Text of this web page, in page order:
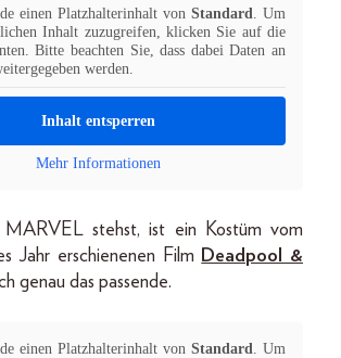
einen Platzhalterinhalt von Standard. Um
Inhalt zuzugreifen, klicken Sie auf die
Bitte beachten Sie, dass dabei Daten an
werden.
Inhalt entsperren
Mehr Informationen
stehst, ist ein Kostüm vom
Jahr erschienenen Film Deadpool &
genau das passende.
einen Platzhalterinhalt von Standard. Um